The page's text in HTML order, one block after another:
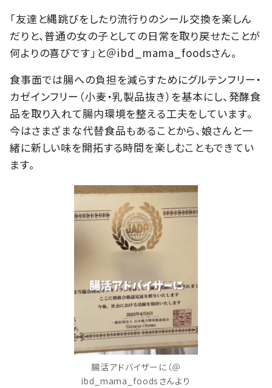
「友達と縄跳びをしたり流行りのシール交換を楽しん
だりと、普通の女の子としての日常を取り戻せたことが
何よりの喜びです」と＠ibd_mama_foodsさん。
食事面では腸への負担を減らすためにグルテンフリー・
カゼインフリー（小麦・乳製品抜き）を基本にし、発酵食
品を取り入れて腸内環境を整える工夫をしています。
今はさまざまな代替食品もあることから、娘さんと一
緒に新しい味を開拓する時間を楽しむこともできてい
ます。
腸活アドバイザーに（＠
ibd_mama_foodsさんより